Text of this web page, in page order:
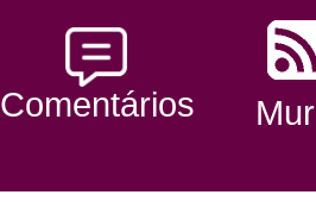
Comentários